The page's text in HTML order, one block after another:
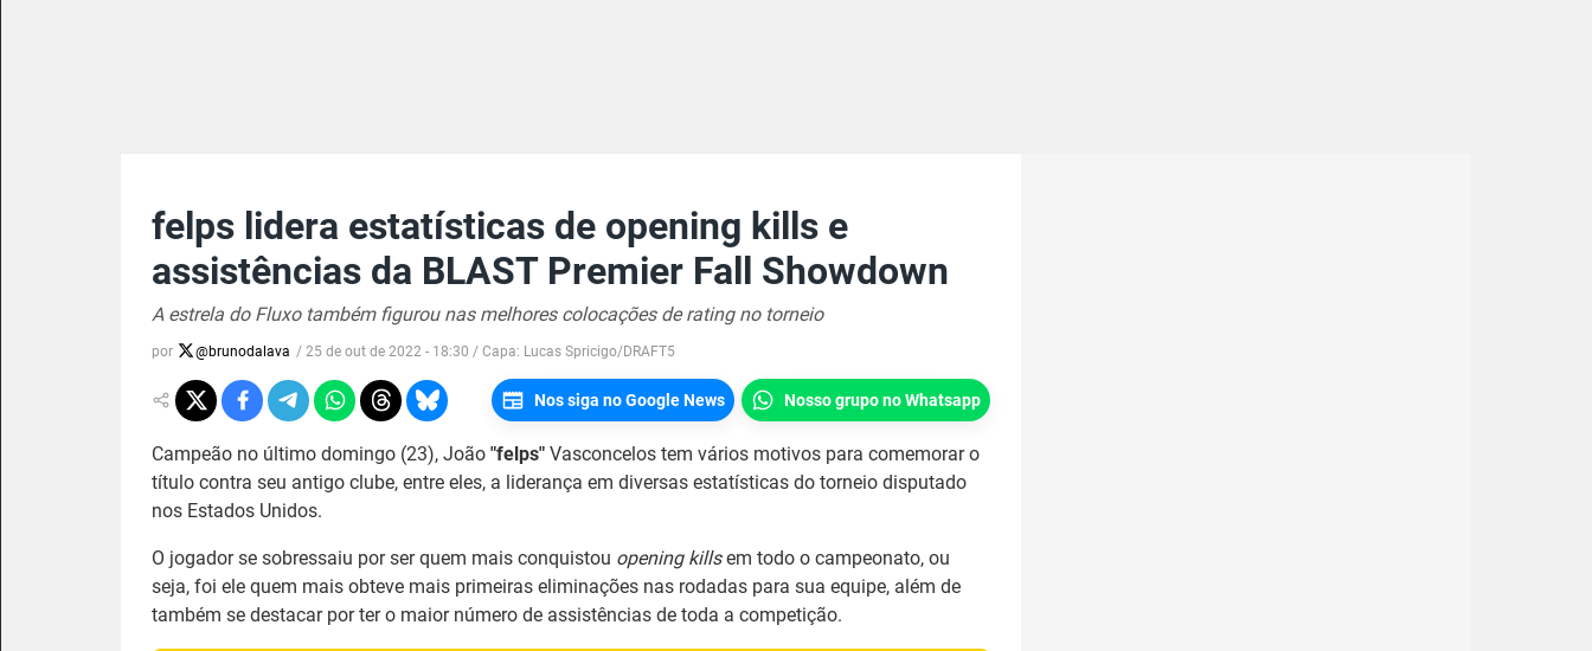
felps lidera estatísticas de opening kills e
assistências da BLAST Premier Fall Showdown
A estrela do Fluxo também figurou nas melhores colocações de rating no torneio
por @brunodalava / 25 de out de 2022 - 18:30 / Capa: Lucas Spricigo/DRAFT5
Nos siga no Google News Nosso grupo no Whatsapp
Campeão no último domingo (23), João "felps" Vasconcelos tem vários motivos para comemorar o
título contra seu antigo clube, entre eles, a liderança em diversas estatísticas do torneio disputado
nos Estados Unidos.
O jogador se sobressaiu por ser quem mais conquistou opening killsem todo o campeonato, ou
seja, foi ele quem mais obteve mais primeiras eliminações nas rodadas para sua equipe, além de
também se destacar por ter o maior número de assistências de toda a competição.